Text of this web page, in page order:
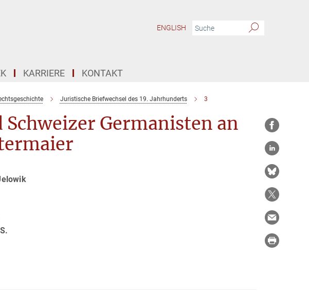
ENGLISH
KARRIERE KONTAKT
Juristische Briefwechsel des 19. Jahrhunderts 3
Germanisten an